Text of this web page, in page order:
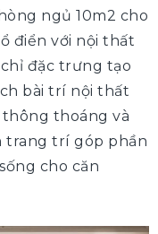
ngủ 10m2 cho
điển với nội thất
đặc trưng tạo
bài trí nội thất
thoáng và
trang trí góp phần
cho căn